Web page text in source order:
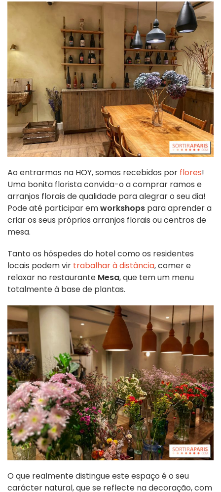
Ao entrarmos na HOY, somos recebidos por flores!
Uma bonita florista convida-o a comprar ramos e
arranjos florais de qualidade para alegrar o seu dia!
Pode até participar emworkshops para aprender a
criar os seus próprios arranjos florais ou centros de
mesa.
Tanto os hóspedes do hotel como os residentes
locais podem vir trabalhar à distância, comer e
relaxar no restaurante Mesa, que tem um menu
totalmente à base de plantas.
O que realmente distingue este espaço é o seu
carácter natural, que se reflecte na decoração, com